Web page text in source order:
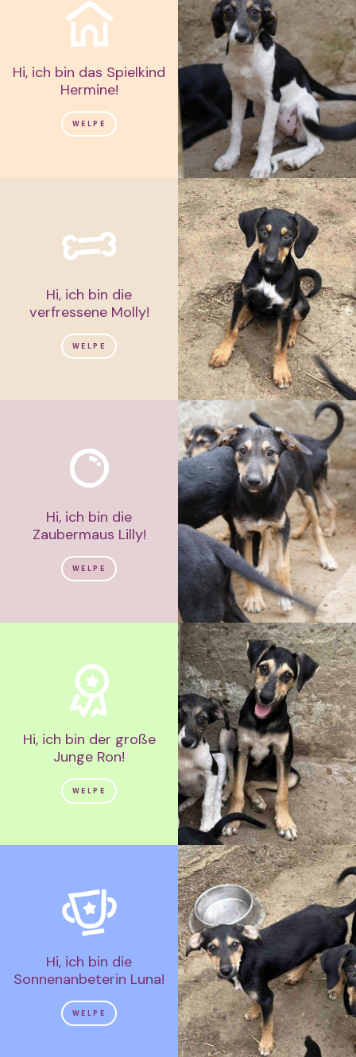
Hi, ich bin das Spielkind
Hermine!
WELPE
Hi, ich bin die
verfressene Molly!
WELPE
Hi, ich bin die
Zaubermaus Lilly!
WELPE
Hi, ich bin der große
Junge Ron!
WELPE
Hi, ich bin die
Sonnenanbeterin Luna!
WELPE